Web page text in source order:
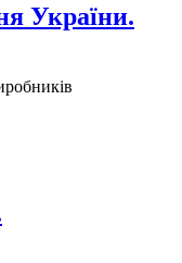
України.